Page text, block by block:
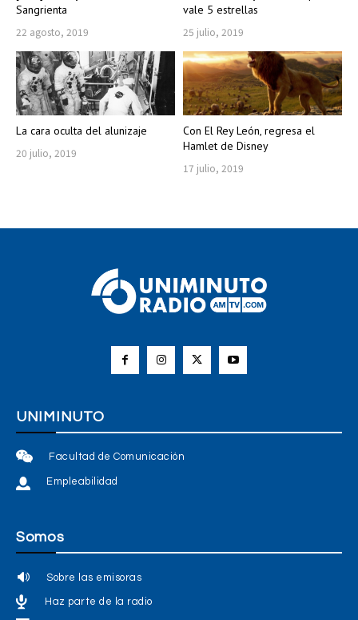
Sangrienta
22 agosto, 2019
vale 5 estrellas
25 julio, 2019
La cara oculta del alunizaje
20 julio, 2019
Con El Rey León, regresa el
Hamlet de Disney
17 julio, 2019
UNIMINUTO
Facultad de Comunicación
Empleabilidad
Somos
Sobre las emisoras
Haz parte de la radio